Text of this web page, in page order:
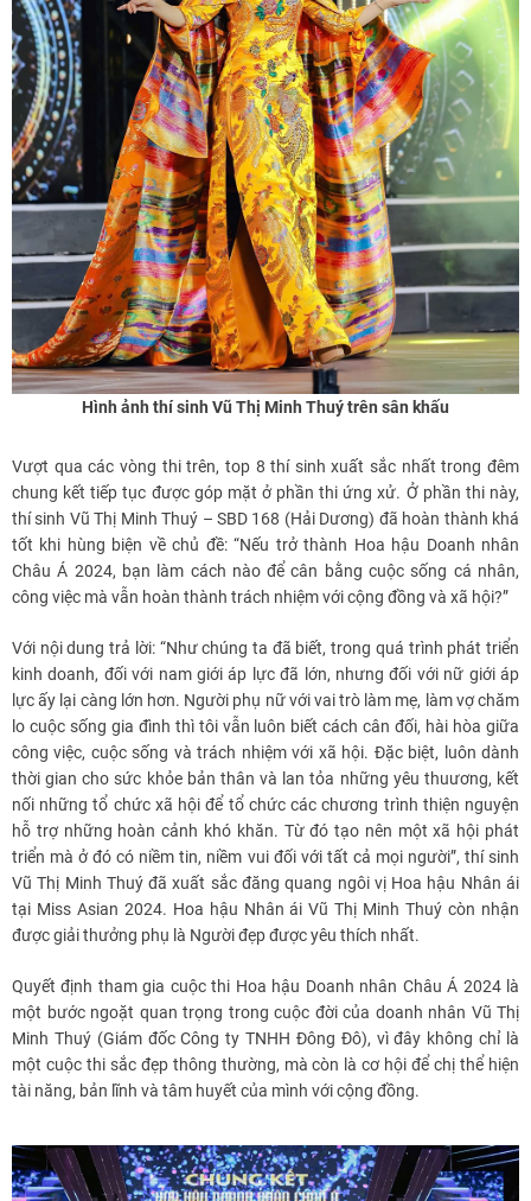
Hình ảnh thí sinh Vũ Thị Minh Thuý trên sân khấu
Vượt qua các vòng thi trên, top 8 thí sinh xuất sắc nhất trong đêm
chung kết tiếp tục được góp mặt ở phần thi ứng xử. Ở phần thi này,
thí sinh Vũ Thị Minh Thuý – SBD 168 (Hải Dương) đã hoàn thành khá
tốt khi hùng biện về chủ đề: “Nếu trở thành Hoa hậu Doanh nhân
Châu Á 2024, bạn làm cách nào để cân bằng cuộc sống cá nhân,
công việc mà vẫn hoàn thành trách nhiệm với cộng đồng và xã hội?”
Với nội dung trả lời: “Như chúng ta đã biết, trong quá trình phát triển
kinh doanh, đối với nam giới áp lực đã lớn, nhưng đối với nữ giới áp
lực ấy lại càng lớn hơn. Người phụ nữ với vai trò làm mẹ, làm vợ chăm
lo cuộc sống gia đình thì tôi vẫn luôn biết cách cân đối, hài hòa giữa
công việc, cuộc sống và trách nhiệm với xã hội. Đặc biệt, luôn dành
thời gian cho sức khỏe bản thân và lan tỏa những yêu thuương, kết
nối những tổ chức xã hội để tổ chức các chương trình thiện nguyện
hỗ trợ những hoàn cảnh khó khăn. Từ đó tạo nên một xã hội phát
triển mà ở đó có niềm tin, niềm vui đối với tất cả mọi người”, thí sinh
Vũ Thị Minh Thuý đã xuất sắc đăng quang ngôi vị Hoa hậu Nhân ái
tại Miss Asian 2024. Hoa hậu Nhân ái Vũ Thị Minh Thuý còn nhận
được giải thưởng phụ là Người đẹp được yêu thích nhất.
Quyết định tham gia cuộc thi Hoa hậu Doanh nhân Châu Á 2024 là
một bước ngoặt quan trọng trong cuộc đời của doanh nhân Vũ Thị
Minh Thuý (Giám đốc Công ty TNHH Đông Đô), vì đây không chỉ là
một cuộc thi sắc đẹp thông thường, mà còn là cơ hội để chị thể hiện
tài năng, bản lĩnh và tâm huyết của mình với cộng đồng.